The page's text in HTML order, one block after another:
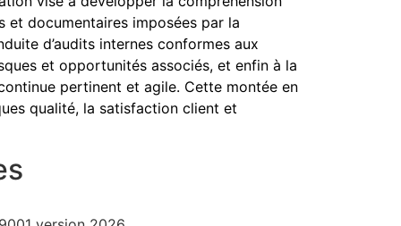
et documentaires imposées par la
d’audits internes conformes aux
et opportunités associés, et enfin à la
pertinent et agile. Cette montée en
qualité, la satisfaction client et